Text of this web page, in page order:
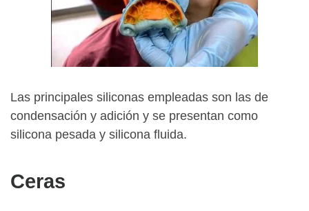
Las principales siliconas empleadas son las de
condensación y adición y se presentan como
silicona pesada y silicona fluida.
Ceras